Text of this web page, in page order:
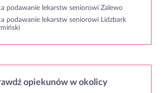
podawanie lekarstw seniorowi Zalewo
podawanie lekarstw seniorowi Lidzbark
opiekunów w okolicy